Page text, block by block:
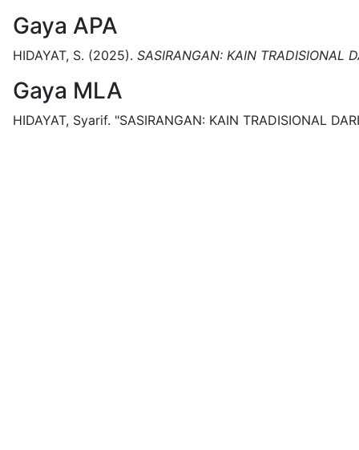
Gaya APA
HIDAYAT, S. (2025). SASIRANGAN: KAIN TRADISIONAL
Gaya MLA
HIDAYAT, Syarif. "SASIRANGAN: KAIN TRADISIONAL